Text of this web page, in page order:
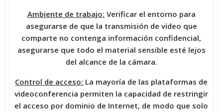
Ambiente de trabajo: Verificar el entorno para
asegurarse de que la transmisión de video que
comparte no contenga información confidencial,
asegurarse que todo el material sensible esté lejos
del alcance de la cámara.
Control de acceso: La mayoría de las plataformas de
videoconferencia permiten la capacidad de restringir
el acceso por dominio de Internet, de modo que solo